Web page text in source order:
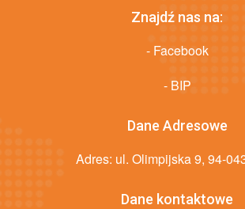
Znajdź nas na:
- Facebook
- BIP
Dane Adresowe
Adres: ul. Olimpijska 9, 94-
Dane kontaktowe